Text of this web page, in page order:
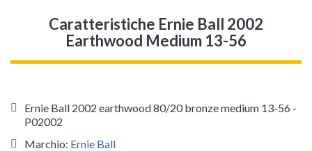
Caratteristiche Ernie Ball 2002
Earthwood Medium 13-56
Ernie Ball 2002 earthwood 80/20 bronze medium 13-56 -
P02002
Marchio: Ernie Ball